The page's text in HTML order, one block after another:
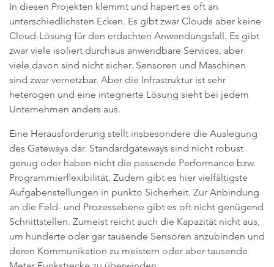
In diesen Projekten klemmt und hapert es oft an
unterschiedlichsten Ecken. Es gibt zwar Clouds aber keine
Cloud-Lösung für den erdachten Anwendungsfall. Es gibt
zwar viele isoliert durchaus anwendbare Services, aber
viele davon sind nicht sicher. Sensoren und Maschinen
sind zwar vernetzbar. Aber die Infrastruktur ist sehr
heterogen und eine integrierte Lösung sieht bei jedem
Unternehmen anders aus.
Eine Herausforderung stellt insbesondere die Auslegung
des Gateways dar. Standardgateways sind nicht robust
genug oder haben nicht die passende Performance bzw.
Programmierflexibilität. Zudem gibt es hier vielfältigste
Aufgabenstellungen in punkto Sicherheit. Zur Anbindung
an die Feld- und Prozessebene gibt es oft nicht genügend
Schnittstellen. Zumeist reicht auch die Kapazität nicht aus,
um hunderte oder gar tausende Sensoren anzubinden und
deren Kommunikation zu meistern oder aber tausende